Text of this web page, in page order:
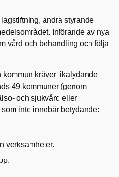
andra styrande
Införande av nya
vård och behandling och följa
kommun kräver likalydande
49 kommuner (genom
och sjukvård eller
inte innebär betydande:
verksamheter.